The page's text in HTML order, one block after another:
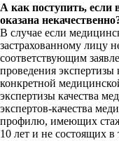
А как поступить,
оказана
В случае если
застрахованному лицу
соответствующим
проведения
конкретной
экспертизы качества
экспертов-качества
профилю, имеющих стаж
10 лет и не состоящих